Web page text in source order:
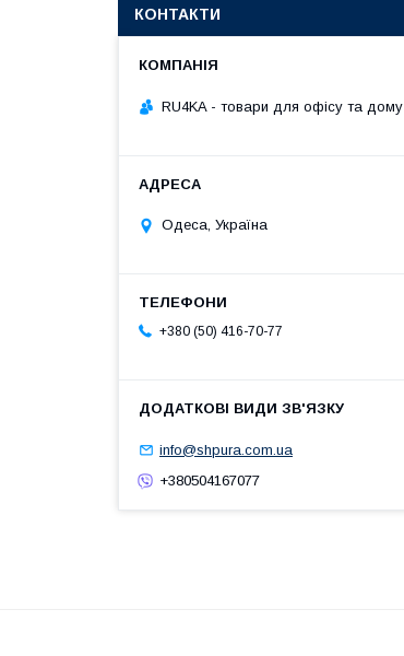
КОНТАКТИ
RU4KA - товари для офісу та дому
Одеса, Україна
+380 (50) 416-70-77
info@shpura.com.ua
+380504167077